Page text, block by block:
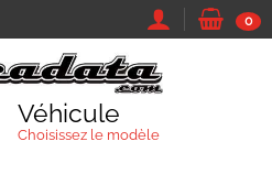
0
Véhicule
Choisissez le modèle